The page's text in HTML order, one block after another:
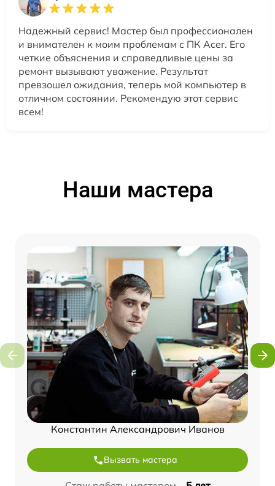
Надежный сервис! Мастер был профессионален
и внимателен к моим проблемам с ПК Acer. Его
четкие объяснения и справедливые цены за
ремонт вызывают уважение. Результат
превзошел ожидания, теперь мой компьютер в
отличном состоянии. Рекомендую этот сервис
всем!
Наши мастера
Константин Александрович Иванов
Вызвать мастера